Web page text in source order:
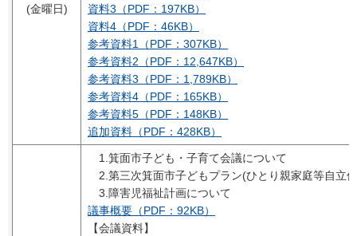
(金曜日)
資料3（PDF：197KB）
資料4（PDF：46KB）
参考資料1（PDF：307KB）
参考資料2（PDF：12,647KB）
参考資料3（PDF：1,789KB）
参考資料4（PDF：165KB）
参考資料5（PDF：148KB）
追加資料（PDF：428KB）
1.箕面市子ども・子育て会議について
2.第三次箕面市子どもプラン(ひとり親家庭等自立
3.障害児福祉計画について
議事概要（PDF：92KB）
【会議資料】